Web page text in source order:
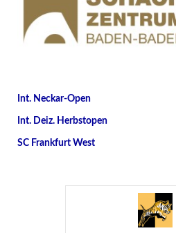
Int. Neckar-Open
Int. Deiz. Herbstopen
SC Frankfurt West